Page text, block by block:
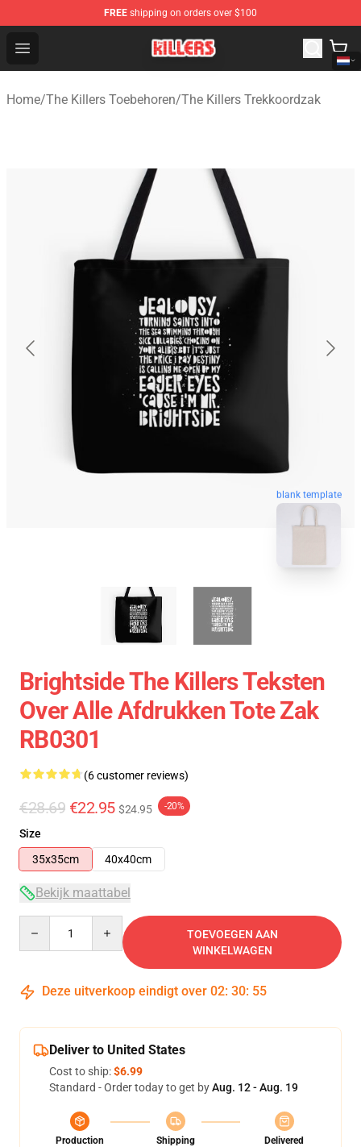
FREE shipping on orders over $100
Open menu
The Killers Shop - Official The Killers Merchandise Store
Home/The Killers Toebehoren/The Killers Trekkoordzak
blank template
Brightside The Killers Teksten
Over Alle Afdrukken Tote Zak
RB0301
(6 customer reviews)
€28.69 €22.95 $24.95 -20%
Size
35x35cm
40x40cm
Bekijk maattabel
TOEVOEGEN AAN
WINKELWAGEN
Deze uitverkoop eindigt over 02: 30: 54
Deliver to United States
Cost to ship:$6.99
Standard - Order today to get byAug. 12 - Aug. 19
Production
Shipping
Delivered